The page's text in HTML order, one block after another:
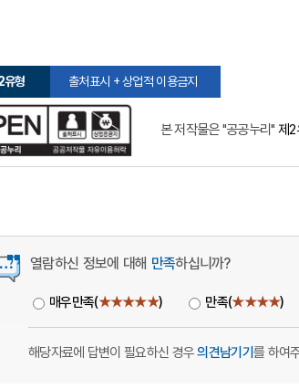
유형 출처표시 + 상업적 이용금지
본 저작물은 "공공누리" 제2
열람하신 정보에 대해 만족하십니까?
매우만족(★★★★★) 만족(★★★★)
해당자료에 답변이 필요하신 경우의견남기기 를 하여